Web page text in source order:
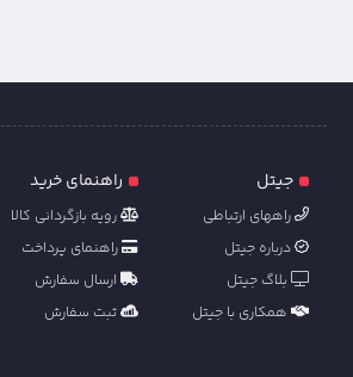
جیتل
راههای ارتباطی
درباره جیتل
بلاگ جیتل
همکاری با جیتل
راهنمای خرید
رویه بازگردانی کالا
راهنمای پرداخت
ارسال سفارش
ثبت سفارش